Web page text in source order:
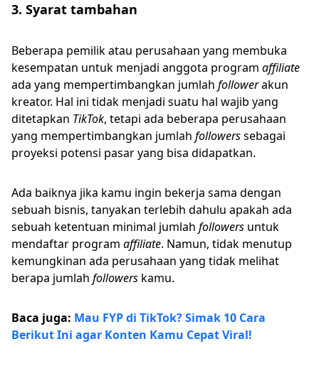
3. Syarat tambahan
Beberapa pemilik atau perusahaan yang membuka
kesempatan untuk menjadi anggota program affiliate
ada yang mempertimbangkan jumlah followerakun
kreator. Hal ini tidak menjadi suatu hal wajib yang
ditetapkan TikTok, tetapi ada beberapa perusahaan
yang mempertimbangkan jumlah followerssebagai
proyeksi potensi pasar yang bisa didapatkan.
Ada baiknya jika kamu ingin bekerja sama dengan
sebuah bisnis, tanyakan terlebih dahulu apakah ada
sebuah ketentuan minimal jumlah followers untuk
mendaftar program affiliate. Namun, tidak menutup
kemungkinan ada perusahaan yang tidak melihat
berapa jumlah followers kamu.
Baca juga: Mau FYP di TikTok? Simak 10 Cara
Berikut Ini agar Konten Kamu Cepat Viral!